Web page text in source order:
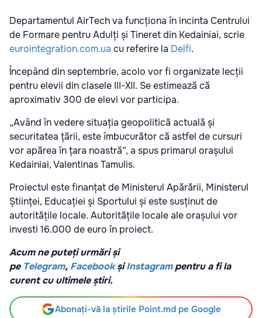
Departamentul AirTech va funcționa în incinta Centrului
de Formare pentru Adulți și Tineret din Kedainiai, scrie
eurointegration.com.ua cu referire la Delfi.
Începând din septembrie, acolo vor fi organizate lecții
pentru elevii din clasele III-XII. Se estimează că
aproximativ 300 de elevi vor participa.
„Având în vedere situația geopolitică actuală și
securitatea țării, este îmbucurător că astfel de cursuri
vor apărea în țara noastră”, a spus primarul orașului
Kedainiai, Valentinas Tamulis.
Proiectul este finanțat de Ministerul Apărării, Ministerul
Științei, Educației și Sportului și este susținut de
autoritățile locale. Autoritățile locale ale orașului vor
investi 16.000 de euro în proiect.
Acum ne puteți urmări și
pe Telegram, Facebook șiInstagrampentru a fi la
curent cu ultimele știri.
Abonați-vă la știrile Point.md pe Google